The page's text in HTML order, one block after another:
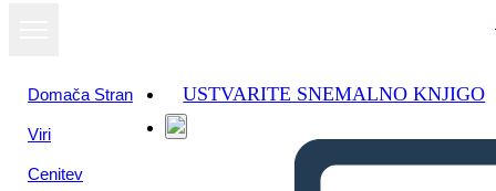
Domača Stran
Viri
Cenitev
USTVARITE SNEMALNO KNJIGO